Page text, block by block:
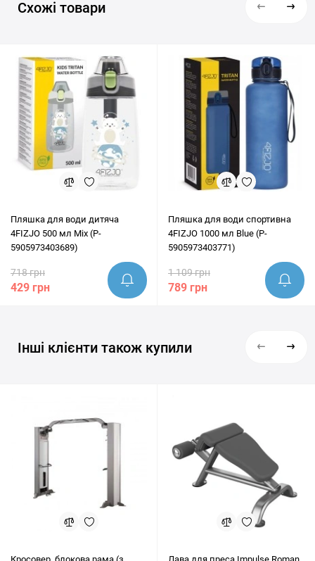
надійну доставку в Київ, Львів, Одесу, Дніпро, Харків та будь-які
переконатись, що цей товар ідеально підходить під ваші цілі.
Схожі товари
Пляшка для води дитяча
4FIZJO 500 мл Mix (P-
5905973403689)
718 грн
429 грн
Пляшка для води спортивна
4FIZJO 1000 мл Blue (P-
5905973403771)
1 109 грн
789 грн
Інші клієнти також купили